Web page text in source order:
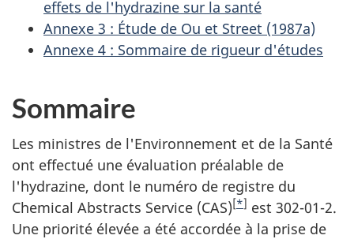
effets de l'hydrazine sur la santé
Annexe 3 : Étude de Ou et Street (1987a)
Annexe 4 : Sommaire de rigueur d'études
Sommaire
Les ministres de l'Environnement et de la Santé
ont effectué une évaluation préalable de
l'hydrazine, dont le numéro de registre du
Chemical Abstracts Service (CAS)[*] est 302-01-2.
Une priorité élevée a été accordée à la prise de